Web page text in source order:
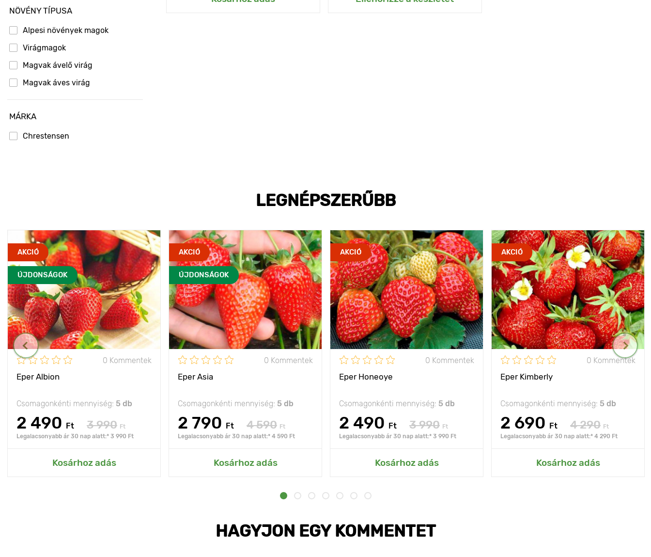
NÖVÉNY TÍPUSA
Alpesi növények magok
Virágmagok
Magvak ávelő virág
Magvak áves virág
MÁRKA
Chrestensen
LEGNÉPSZERŰBB
AKCIÓ
ÚJDONSÁGOK
0 Kommentek
Eper Albion
Csomagonkénti mennyiség: 5 db
2 490 Ft 3 990 Ft
Legalacsonyabb ár 30 nap alatt:* 3 990 Ft
Kosárhoz adás
AKCIÓ
ÚJDONSÁGOK
0 Kommentek
Eper Asia
Csomagonkénti mennyiség: 5 db
2 790 Ft 4 590 Ft
Legalacsonyabb ár 30 nap alatt:* 4 590 Ft
Kosárhoz adás
AKCIÓ
0 Kommentek
Eper Honeoye
Csomagonkénti mennyiség: 5 db
2 490 Ft 3 990 Ft
Legalacsonyabb ár 30 nap alatt:* 3 990 Ft
Kosárhoz adás
AKCIÓ
0 Kommentek
Eper Kimberly
Csomagonkénti mennyiség: 5 db
2 690 Ft 4 290 Ft
Legalacsonyabb ár 30 nap alatt:* 4 290 Ft
Kosárhoz adás
HAGYJON EGY KOMMENTET